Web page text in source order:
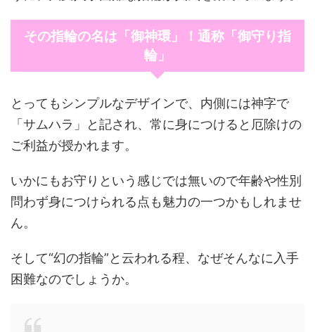
その指輪の名は「御神環」！通称「御守り指
輪」
とってもシンプルなデザインで、内側には神字で
「サムハラ」と記され、常に身につけると厄除けの
ご利益が授かれます。
いかにもお守りという感じでは無いので年齢や性別
問わず身につけられる点も魅力の一つかもしれませ
ん。
そして“幻の指輪”と云われる程、なぜそんなに入手
困難なのでしょうか。